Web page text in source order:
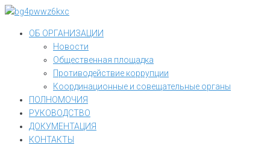
Перейти
контентуОБ ОРГАНИЗАЦИИ
Новости
Общественная площадка
Противодействие коррупции
Координационные и совещательные органы
ПОЛНОМОЧИЯ
РУКОВОДСТВО
ДОКУМЕНТАЦИЯ
КОНТАКТЫ